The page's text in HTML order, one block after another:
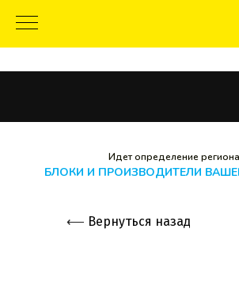
Идет определение
БЛОКИ И ПРОИЗВОДИТЕЛИ
⟵ Вернуться назад